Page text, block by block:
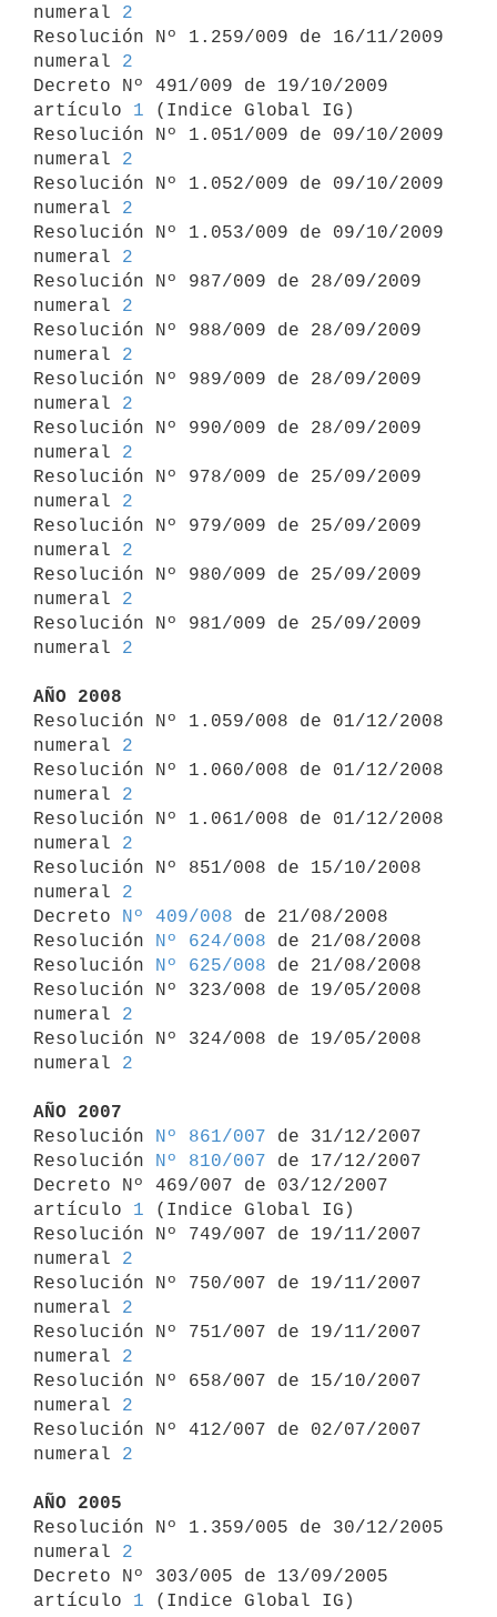
numeral 2
Resolución Nº 1.259/009 de 16/11/2009
numeral 2
Decreto Nº 491/009 de 19/10/2009
artículo 1 (Indice Global IG)
Resolución Nº 1.051/009 de 09/10/2009
numeral 2
Resolución Nº 1.052/009 de 09/10/2009
numeral 2
Resolución Nº 1.053/009 de 09/10/2009
numeral 2
Resolución Nº 987/009 de 28/09/2009
numeral 2
Resolución Nº 988/009 de 28/09/2009
numeral 2
Resolución Nº 989/009 de 28/09/2009
numeral 2
Resolución Nº 990/009 de 28/09/2009
numeral 2
Resolución Nº 978/009 de 25/09/2009
numeral 2
Resolución Nº 979/009 de 25/09/2009
numeral 2
Resolución Nº 980/009 de 25/09/2009
numeral 2
Resolución Nº 981/009 de 25/09/2009
numeral 2
AÑO 2008
Resolución Nº 1.059/008 de 01/12/2008
numeral 2
Resolución Nº 1.060/008 de 01/12/2008
numeral 2
Resolución Nº 1.061/008 de 01/12/2008
numeral 2
Resolución Nº 851/008 de 15/10/2008
numeral 2
Decreto
Nº 409/008 de 21/08/2008
Resolución
Nº 624/008 de 21/08/2008
Resolución
Nº 625/008 de 21/08/2008
Resolución Nº 323/008 de 19/05/2008
numeral 2
Resolución Nº 324/008 de 19/05/2008
numeral 2
AÑO 2007
Resolución
Nº 861/007 de 31/12/2007
Resolución
Nº 810/007 de 17/12/2007
Decreto Nº 469/007 de 03/12/2007
artículo 1 (Indice Global IG)
Resolución Nº 749/007 de 19/11/2007
numeral 2
Resolución Nº 750/007 de 19/11/2007
numeral 2
Resolución Nº 751/007 de 19/11/2007
numeral 2
Resolución Nº 658/007 de 15/10/2007
numeral 2
Resolución Nº 412/007 de 02/07/2007
numeral 2
AÑO 2005
Resolución Nº 1.359/005 de 30/12/2005
numeral 2
Decreto Nº 303/005 de 13/09/2005
artículo 1 (Indice Global IG)